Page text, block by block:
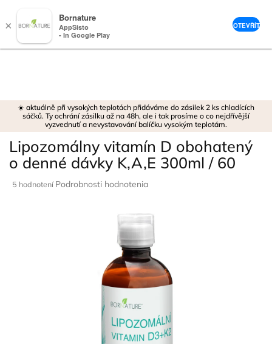
☀️ aktuálně při vysokých teplotách přidáváme do zásilek 2 ks chladících
sáčků. Ty ochrání zásilku až na 48h, ale i tak prosíme o co nejdřívější
vyzvednutí a nevystavování balíčku vysokým teplotám.
Lipozomálny vitamín D obohatený
o denné dávky K,A,E 300ml / 60
Priemerné
5 hodnotení Podrobnosti hodnotenia
×
Bornature
AppSisto
- In Google Play
OTEVŘÍT